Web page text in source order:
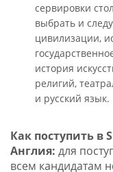
сервировки
выбрать и
цивилизации,
история
религий,
и русский язык.
Как поступить в
Англия: для
всем кандидатам